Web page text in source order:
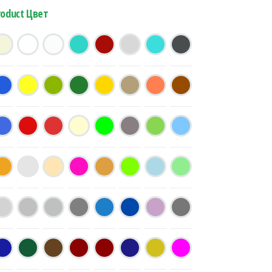
Цвет